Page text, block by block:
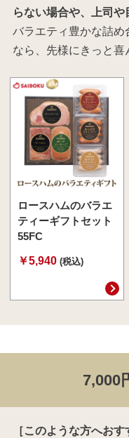
らない場合や、上司や
バラエティ豊かな詰め
なら、先様にきっと喜
ロースハムのバラエ
ティーギフトセット
55FC
￥5,940 (税込)
7,000
［このような方へお